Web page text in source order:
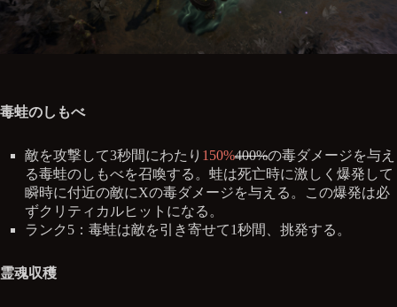
毒蛙のしもべ
敵を攻撃して3秒間にわたり 150%400%の毒ダメージを与え
る毒蛙のしもべを召喚する。蛙は死亡時に激しく爆発して
瞬時に付近の敵にXの毒ダメージを与える。この爆発は必
ずクリティカルヒットになる。
ランク5：毒蛙は敵を引き寄せて1秒間、挑発する。
霊魂収穫